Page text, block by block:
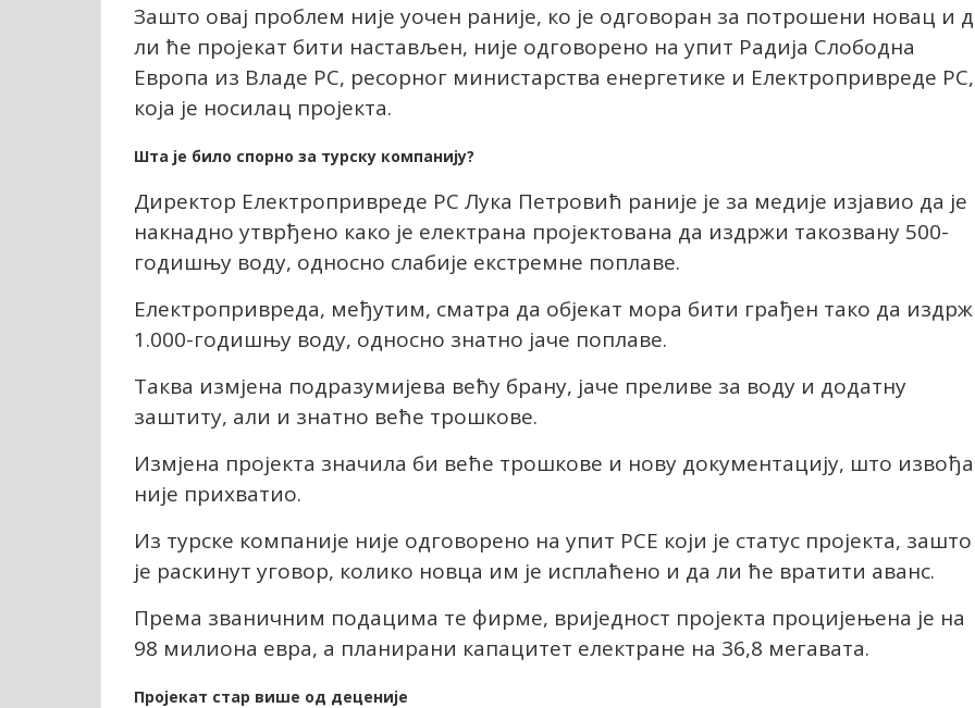
Зашто овај проблем није уочен раније, ко је одговоран за потрошени новац и
ли ће пројекат бити настављен, није одговорено на упит Радија Слободна
Европа из Владе РС, ресорног министарства енергетике и Електропривреде РС,
која је носилац пројекта.
Шта је било спорно за турску компанију?
Директор Електропривреде РС Лука Петровић раније је за медије изјавио да је
накнадно утврђено како је електрана пројектована да издржи такозвану 500-
годишњу воду, односно слабије екстремне поплаве.
Електропривреда, међутим, сматра да објекат мора бити грађен тако да
1.000-годишњу воду, односно знатно јаче поплаве.
Таква измјена подразумијева већу брану, јаче преливе за воду и додатну
заштиту, али и знатно веће трошкове.
Измјена пројекта значила би веће трошкове и нову документацију, што
није прихватио.
Из турске компаније није одговорено на упит РСЕ који је статус пројекта, зашто
је раскинут уговор, колико новца им је исплаћено и да ли ће вратити аванс.
Према званичним подацима те фирме, вриједност пројекта процијењена је на
98 милиона евра, а планирани капацитет електране на 36,8 мегавата.
Пројекат стар више од деценије